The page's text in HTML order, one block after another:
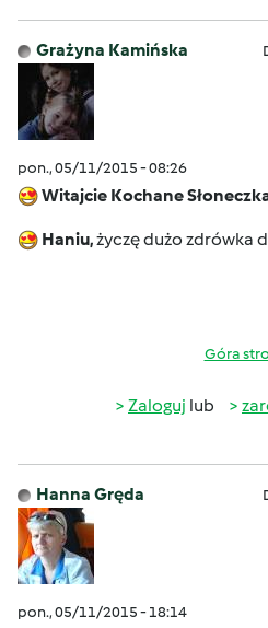
Grażyna Kamińska
pon., 05/11/2015 - 08:26
Witajcie Kochane
Haniu,życzę dużo zdrówka
Góra
Zaloguj lub
Hanna Gręda
pon., 05/11/2015 - 18:14